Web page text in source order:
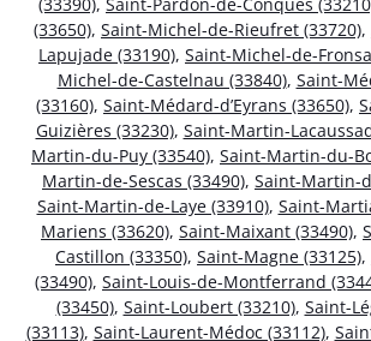
(33650), Saint-Michel-de-Rieufret (33720),
Lapujade (33190), Saint-Michel-de-
Michel-de-Castelnau (33840), Saint-
(33160), Saint-Médard-d’Eyrans (33650),
Guizières (33230), Saint-Martin-
Martin-du-Puy (33540), Saint-Martin-du-
Martin-de-Sescas (33490), Saint-Martin-
Saint-Martin-de-Laye (33910), Saint-
Mariens (33620), Saint-Maixant (33490),
Castillon (33350), Saint-Magne (33125),
(33490), Saint-Louis-de-Montferrand
(33450), Saint-Loubert (33210), Saint-
(33113), Saint-Laurent-Médoc (33112),